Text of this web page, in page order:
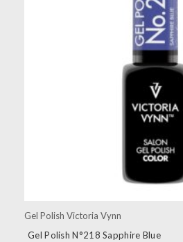
Gel Polish Victoria Vynn
Gel Polish N°218 Sapphire Blue